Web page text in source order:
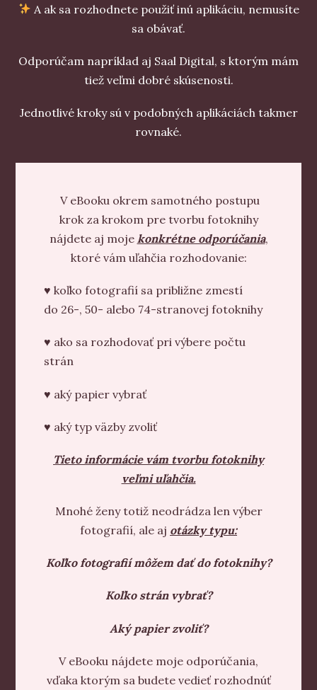
A ak sa rozhodnete použiť inú aplikáciu, nemusíte
sa obávať.
Odporúčam napríklad aj Saal Digital, s ktorým mám
tiež veľmi dobré skúsenosti.
Jednotlivé kroky sú v podobných aplikáciách takmer
rovnaké.
V eBooku okrem samotného postupu
krok za krokom pre tvorbu fotoknihy
nájdete aj moje konkrétne odporúčania,
ktoré vám uľahčia rozhodovanie:
♥ koľko fotografií sa približne zmestí
do 26-, 50- alebo 74-stranovej fotoknihy
♥ ako sa rozhodovať pri výbere počtu
strán
♥ aký papier vybrať
♥ aký typ väzby zvoliť
Tieto informácie vám tvorbu fotoknihy
veľmi uľahčia.
Mnohé ženy totiž neodrádza len výber
fotografií, ale aj otázky typu:
Koľko fotografií môžem dať do fotoknihy?
Koľko strán vybrať?
Aký papier zvoliť?
V eBooku nájdete moje odporúčania,
vďaka ktorým sa budete vedieť rozhodnúť